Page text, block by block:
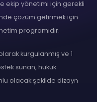
ekip yönetimi için gerekli
çözüm getirmek için
programıdır.
kurgulanmış ve 1
sunan, hukuk
olacak şekilde dizayn